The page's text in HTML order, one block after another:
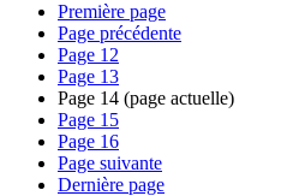
Première page
Page précédente
Page 12
Page 13
Page 14 (page actuelle)
Page 15
Page 16
Page suivante
Dernière page